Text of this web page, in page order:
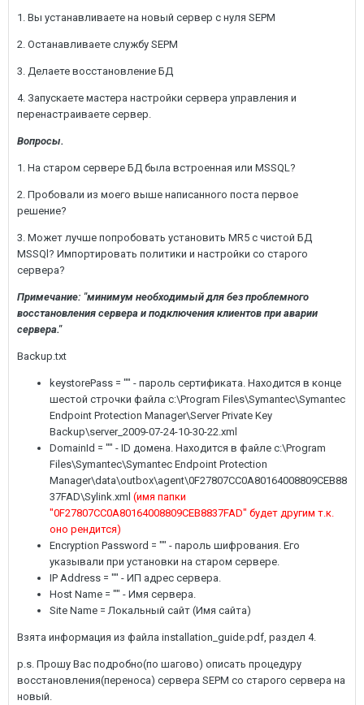
1. Вы устанавливаете на новый сервер с нуля SEPM
2. Останавливаете службу SEPM
3. Делаете восстановление БД
4. Запускаете мастера настройки сервера управления и
перенастраиваете сервер.
Вопросы.
1. На старом сервере БД была встроенная или MSSQL?
2. Пробовали из моего выше написанного поста первое
решение?
3. Может лучше попробовать установить MR5 с чистой БД
MSSQl? Импортировать политики и настройки со старого
сервера?
Примечание: "минимум необходимый для без проблемного
восстановления сервера и подключения клиентов при аварии
сервера."
Backup.txt
keystorePass = "" - пароль сертификата. Находится в конце
шестой строчки файла c:\Program Files\Symantec\Symantec
Endpoint Protection Manager\Server Private Key
Backup\server_2009-07-24-10-30-22.xml
DomainId = "" - ID домена. Находится в файле c:\Program
Files\Symantec\Symantec Endpoint Protection
Manager\data\outbox\agent\0F27807CC0A80164008809CEB88
37FAD\Sylink.xml (имя папки
"0F27807CC0A80164008809CEB8837FAD" будет другим т.к.
оно рендится)
Encryption Password = "" - пароль шифрования. Его
указывали при установки на старом сервере.
IP Address = "" - ИП адрес сервера.
Host Name = "" - Имя сервера.
Site Name = Локальный сайт (Имя сайта)
Взята информация из файла installation_guide.pdf, раздел 4.
p.s. Прошу Вас подробно(по шагово) описать процедуру
восстановления(переноса) сервера SEPM со старого сервера на
новый.